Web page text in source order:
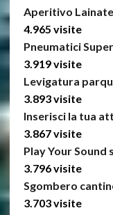
Aperitivo Lainate
4.965 visite
Pneumatici
3.919 visite
Levigatura
3.893 visite
Inserisci la tua
3.867 visite
Play Your Sound
3.796 visite
Sgombero
3.703 visite